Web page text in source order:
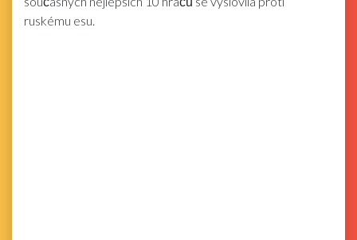
ruskému esu.